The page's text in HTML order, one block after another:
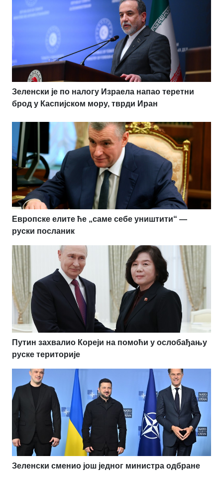
Зеленски је по налогу Израела напао теретни
брод у Каспијском мору, тврди Иран
Европске елите ће „саме себе уништити“ —
руски посланик
Путин захвалио Кореји на помоћи у ослобађању
руске територије
Зеленски сменио још једног министра одбране